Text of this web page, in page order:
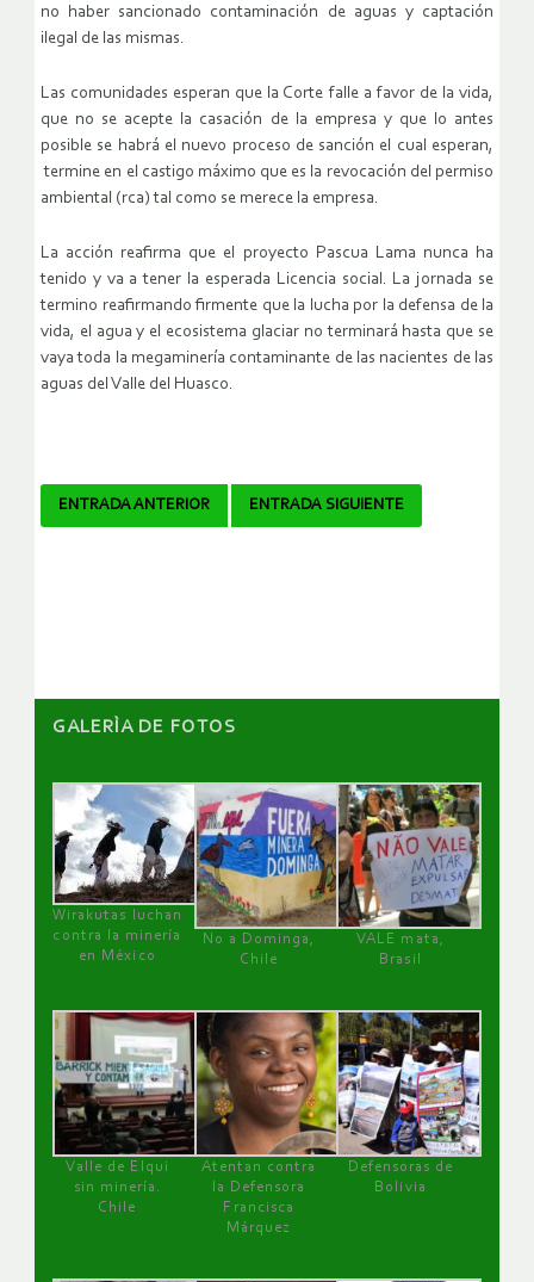
no haber sancionado contaminación de aguas y captación
ilegal de las mismas.
Las comunidades esperan que la Corte falle a favor de la vida,
que no se acepte la casación de la empresa y que lo antes
posible se habrá el nuevo proceso de sanción el cual esperan,
termine en el castigo máximo que es la revocación del permiso
ambiental (rca) tal como se merece la empresa.
La acción reafirma que el proyecto Pascua Lama nunca ha
tenido y va a tener la esperada Licencia social. La jornada se
termino reafirmando firmente que la lucha por la defensa de la
vida, el agua y el ecosistema glaciar no terminará hasta que se
vaya toda la megaminería contaminante de las nacientes de las
aguas del Valle del Huasco.
Navegador
ENTRADA ANTERIOR ENTRADA SIGUIENTE
GALERÌA DE FOTOS
Wirakutas luchan
contra la minería
en México
No a Dominga,
Chile
VALE mata,
Brasil
Valle de Elqui
sin minería.
Chile
Atentan contra
la Defensora
Francisca
Márquez
Defensoras de
Bolivia